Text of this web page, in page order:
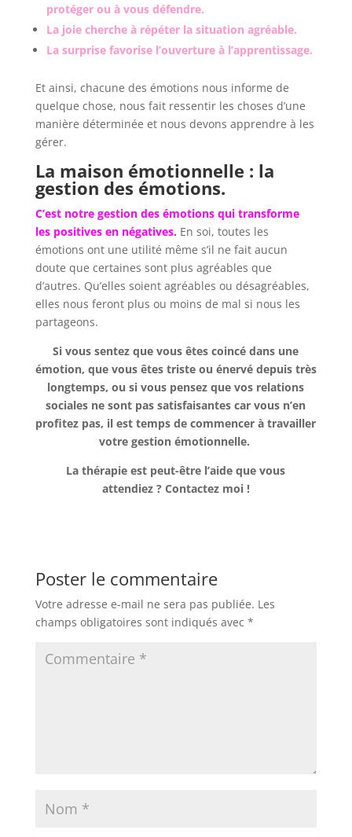
protéger ou à vous défendre.
La joie cherche à répéter la situation agréable.
La surprise favorise l’ouverture à l’apprentissage.
Et ainsi, chacune des émotions nous informe de
quelque chose, nous fait ressentir les choses d’une
manière déterminée et nous devons apprendre à les
gérer.
La maison émotionnelle : la
gestion des émotions.
C’est notre gestion des émotions qui transforme
les positives en négatives.En soi, toutes les
émotions ont une utilité même s’il ne fait aucun
doute que certaines sont plus agréables que
d’autres. Qu’elles soient agréables ou désagréables,
elles nous feront plus ou moins de mal si nous les
partageons.
Si vous sentez que vous êtes coincé dans une
émotion, que vous êtes triste ou énervé depuis très
longtemps, ou si vous pensez que vos relations
sociales ne sont pas satisfaisantes car vous n’en
profitez pas, il est temps de commencer à travailler
votre gestion émotionnelle.
La thérapie est peut-être l’aide que vous
attendiez ? Contactez moi !
Poster le commentaire
Votre adresse e-mail ne sera pas publiée. Les
champs obligatoires sont indiqués avec *